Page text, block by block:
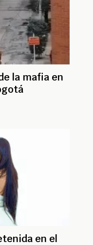
la mafia en
en el